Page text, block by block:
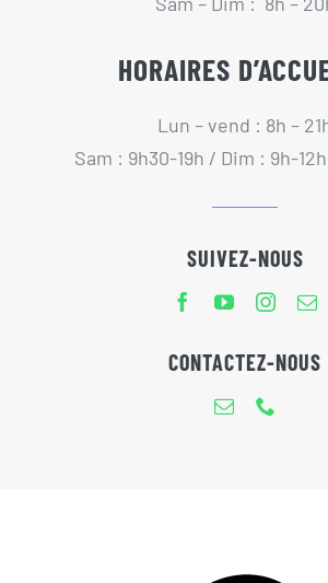
HORAIRES
Lun – vend : 8h –
Sam : 9h30-19h / Dim : 9h-
SUIVEZ-NOUS
CONTACTEZ-NOUS